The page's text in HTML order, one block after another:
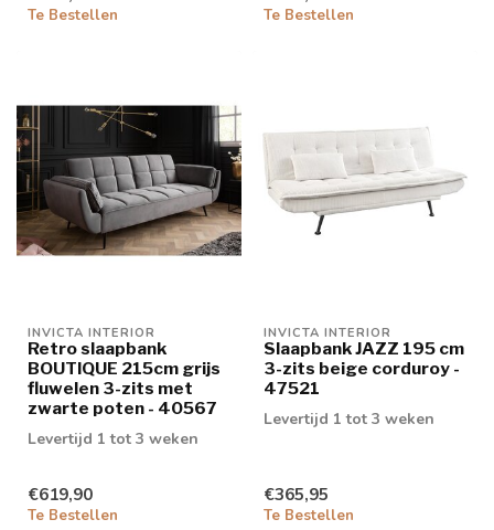
Te Bestellen Te Bestellen
INVICTA INTERIOR
Retro slaapbank
BOUTIQUE 215cm grijs
fluwelen 3-zits met
zwarte poten - 40567
Levertijd 1 tot 3 weken
€619,90
Te Bestellen
INVICTA INTERIOR
Slaapbank JAZZ 195 cm
3-zits beige corduroy -
47521
Levertijd 1 tot 3 weken
€365,95
Te Bestellen